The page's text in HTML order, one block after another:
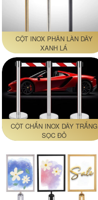
CỘT INOX PHÂN LÀN DÂY
XANH LÁ
CỘT CHẮN INOX DÂY TRẮNG
SỌC ĐỎ